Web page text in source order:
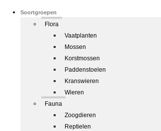
Soortgroepen
Flora
Vaatplanten
Mossen
Korstmossen
Paddenstoelen
Kranswieren
Wieren
Fauna
Zoogdieren
Reptielen